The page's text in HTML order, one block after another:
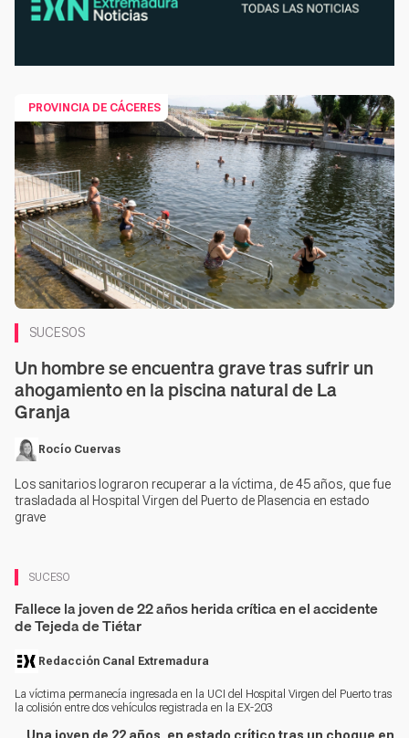
SUCESO
Fallece la joven de 22 años herida crítica en el accidente
de Tejeda de Tiétar
Redacción Canal Extremadura
La víctima permanecía ingresada en la UCI del Hospital Virgen del Puerto tras
la colisión entre dos vehículos registrada en la EX-203
Una joven de 22 años, en estado crítico tras un choque en
PROVINCIA DE CÁCERES
SUCESOS
Un hombre se encuentra grave tras sufrir un
ahogamiento en la piscina natural de La
Granja
Rocío Cuervas
Los sanitarios lograron recuperar a la víctima, de 45 años, que fue
trasladada al Hospital Virgen del Puerto de Plasencia en estado
grave